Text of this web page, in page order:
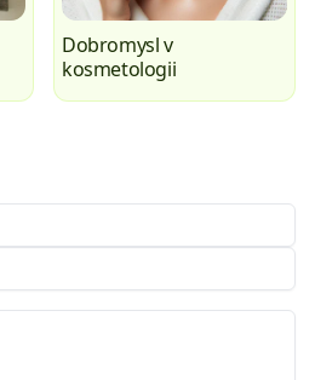
Dobromysl v
kosmetologii